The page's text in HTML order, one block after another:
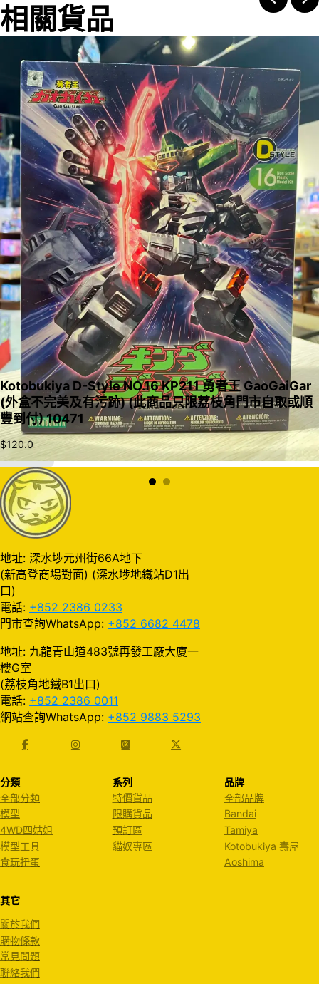
相關貨品
入購物車
Kotobukiya D-Style NO.16 KP211 勇者王 GaoGaiGar
(外盒不完美及有污跡) (此商品只限荔枝角門市自取或順
豐到付) 10471
$120.0
地址: 深水埗元州街66A地下
(新高登商場對面) (深水埗地鐵站D1出
口)
電話: +852 2386 0233
門市查詢WhatsApp: +852 6682 4478
地址: 九龍青山道483號再發工廠大廈一
樓G室
(荔枝角地鐵B1出口)
電話: +852 2386 0011
網站查詢WhatsApp: +852 9883 5293
分類
全部分類
模型
4WD四姑姐
模型工具
食玩扭蛋
系列
特價貨品
限購貨品
預訂區
貓奴專區
品牌
全部品牌
Bandai
Tamiya
Kotobukiya 壽屋
Aoshima
其它
關於我們
購物條款
常見問題
聯絡我們